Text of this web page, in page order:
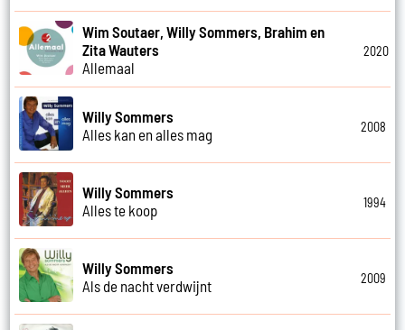
Wim Soutaer, Willy Sommers, Brahim en
Zita Wauters
Allemaal
2020
Willy Sommers
Alles kan en alles mag
2008
Willy Sommers
Alles te koop
1994
Willy Sommers
Als de nacht verdwijnt
2009